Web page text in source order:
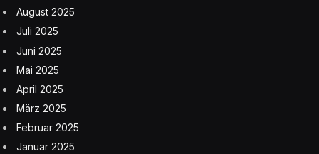
August 2025
Juli 2025
Juni 2025
Mai 2025
April 2025
März 2025
Februar 2025
Januar 2025